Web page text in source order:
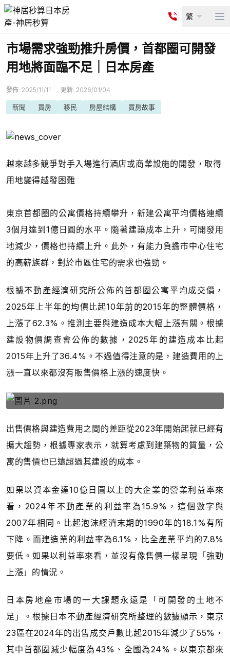
繁
市場需求強勁推升房價，首都圈可開發
用地將面臨不足｜日本房產
發佈: 2025/11/11 更新: 2026/01/04
新聞 買房 移民 房屋結構 買房故事
越來越多競爭對手入場進行酒店或商業設施的開發，取得
用地變得越發困難
東京首都圈的公寓價格持續攀升，新建公寓平均價格連續
3個月達到1億日圓的水平。隨著建築成本上升，可開發用
地減少，價格也持續上升。此外，有能力負擔市中心住宅
的高薪族群，對於市區住宅的需求也強勁。
根據不動產經濟研究所公佈的首都圈公寓平均成交價，
2025年上半年的均價比起10年前的2015年的整體價格，
上漲了62.3%。推測主要與建造成本大幅上漲有關。根據
建設物價調查會公佈的數據，2025年的建造成本比起
2015年上升了36.4%。不過值得注意的是，建造費用的上
漲一直以來都沒有販售價格上漲的速度快。
出售價格與建造費用之間的差距從2023年開始起就已經有
擴大趨勢，根據專家表示，就算考慮到建築物的質量，公
寓的售價也已遠超過其建設的成本。
如果以資本金達10億日圓以上的大企業的營業利益率來
看，2024年不動產業的利益率為15.9%，這個數字與
2007年相同。比起泡沫經濟末期的1990年的18.1%有所
下降。而建造業的利益率為6.1%，比全產業平均的7.8%
要低。如果以利益率來看，並沒有像售價一樣呈現「強勁
上漲」的情況。
日本房地產市場的一大課題永遠是「可開發的土地不
足」。根據日本不動產經濟研究所整理的數據顯示，東京
23區在2024年的出售成交戶數比起2015年減少了55%，
其中首都圈減少幅度為43%、全國為24%。以東京都來